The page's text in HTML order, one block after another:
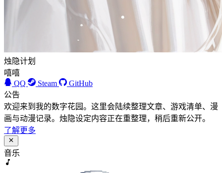
烛隐计划
嘻嘻
QQ
Steam
GitHub
公告
欢迎来到我的数字花园。这里会陆续整理文章、游戏清单、漫
画与动漫记录。烛隐设定内容正在重整理，稍后重新公开。
了解更多
音乐